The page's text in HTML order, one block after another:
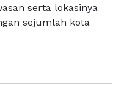
serta lokasinya
sejumlah kota